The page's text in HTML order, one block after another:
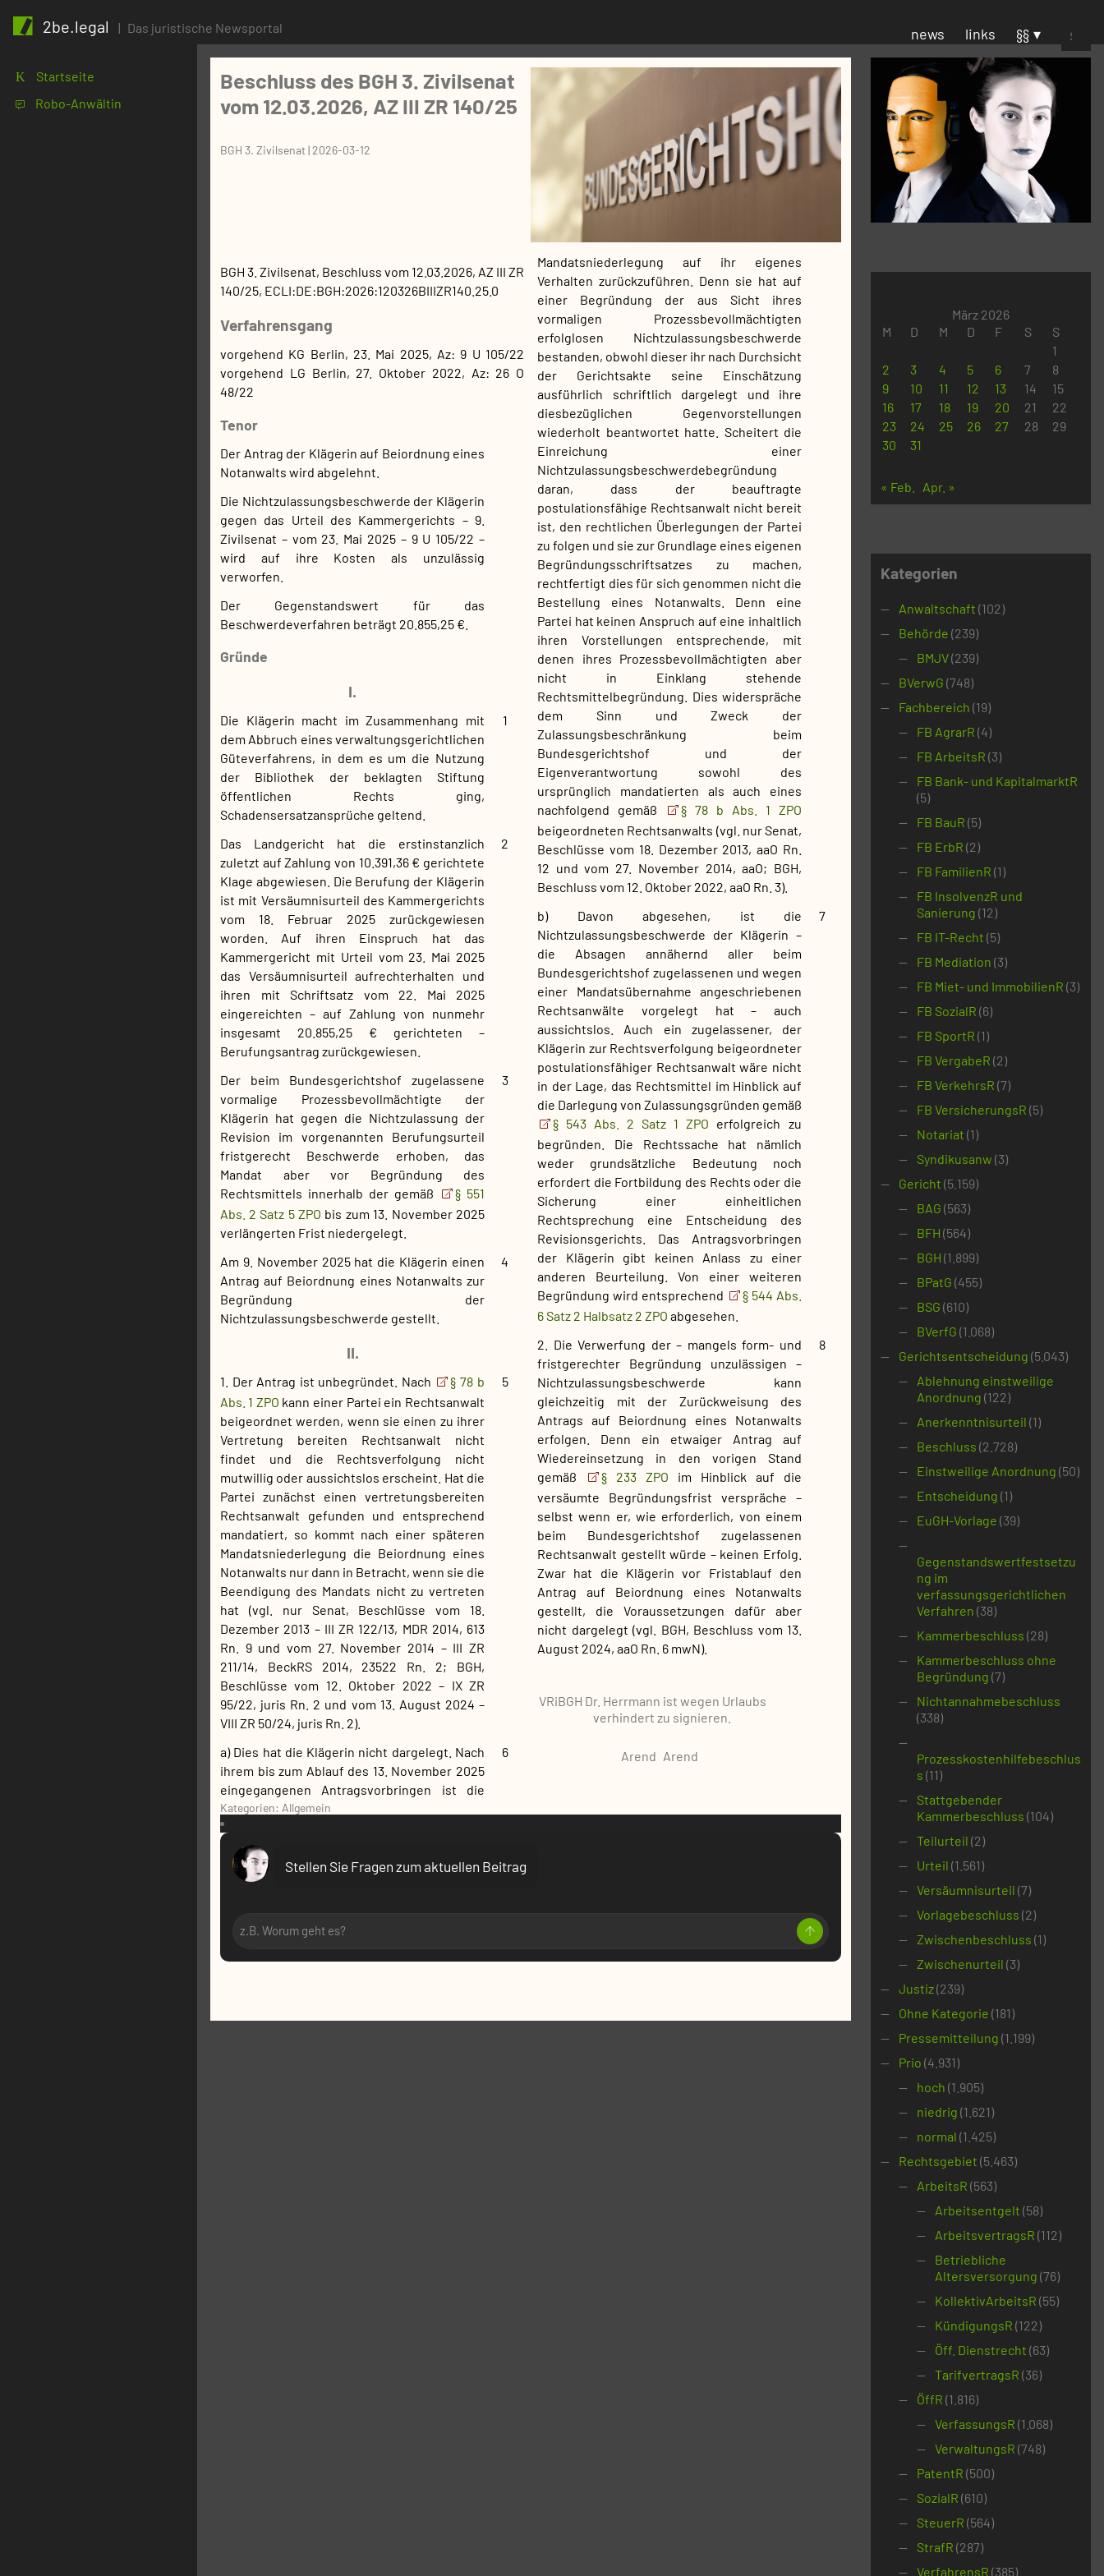
2be.legal | Das juristische Newsportal news links §§
Suchen
nach:
K Startseite
1 Robo-Anwältin
Beschluss des BGH 3. Zivilsenat
vom 12.03.2026, AZ III ZR 140/25
BGH 3. Zivilsenat|2026-03-12
BGH 3. Zivilsenat, Beschluss vom 12.03.2026, AZ III ZR
140/25, ECLI:DE:BGH:2026:120326BIIIZR140.25.0
Verfahrensgang
vorgehend KG Berlin, 23. Mai 2025, Az: 9 U 105/22
vorgehend LG Berlin, 27. Oktober 2022, Az: 26 O
48/22
Tenor
Der Antrag der Klägerin auf Beiordnung eines
Notanwalts wird abgelehnt.
Die Nichtzulassungsbeschwerde der Klägerin
gegen das Urteil des Kammergerichts – 9.
Zivilsenat – vom 23. Mai 2025 – 9 U 105/22 –
wird auf ihre Kosten als unzulässig
verworfen.
Der Gegenstandswert für das
Beschwerdeverfahren beträgt 20.855,25 €.
Gründe
I.
1
Die Klägerin macht im Zusammenhang mit
dem Abbruch eines verwaltungsgerichtlichen
Güteverfahrens, in dem es um die Nutzung
der Bibliothek der beklagten Stiftung
öffentlichen Rechts ging,
Schadensersatzansprüche geltend.
2
Das Landgericht hat die erstinstanzlich
zuletzt auf Zahlung von 10.391,36 € gerichtete
Klage abgewiesen. Die Berufung der Klägerin
ist mit Versäumnisurteil des Kammergerichts
vom 18. Februar 2025 zurückgewiesen
worden. Auf ihren Einspruch hat das
Kammergericht mit Urteil vom 23. Mai 2025
das Versäumnisurteil aufrechterhalten und
ihren mit Schriftsatz vom 22. Mai 2025
eingereichten – auf Zahlung von nunmehr
insgesamt 20.855,25 € gerichteten –
Berufungsantrag zurückgewiesen.
3
Der beim Bundesgerichtshof zugelassene
vormalige Prozessbevollmächtigte der
Klägerin hat gegen die Nichtzulassung der
Revision im vorgenannten Berufungsurteil
fristgerecht Beschwerde erhoben, das
Mandat aber vor Begründung des
Rechtsmittels innerhalb der gemäß
§ 551
Abs. 2 Satz 5 ZPO bis zum 13. November 2025
verlängerten Frist niedergelegt.
4
Am 9. November 2025 hat die Klägerin einen
Antrag auf Beiordnung eines Notanwalts zur
Begründung der
Nichtzulassungsbeschwerde gestellt.
II.
5
1. Der Antrag ist unbegründet. Nach
§ 78 b
Abs. 1 ZPO kann einer Partei ein Rechtsanwalt
beigeordnet werden, wenn sie einen zu ihrer
Vertretung bereiten Rechtsanwalt nicht
findet und die Rechtsverfolgung nicht
mutwillig oder aussichtslos erscheint. Hat die
Partei zunächst einen vertretungsbereiten
Rechtsanwalt gefunden und entsprechend
mandatiert, so kommt nach einer späteren
Mandatsniederlegung die Beiordnung eines
Notanwalts nur dann in Betracht, wenn sie die
Beendigung des Mandats nicht zu vertreten
hat (vgl. nur Senat, Beschlüsse vom 18.
Dezember 2013 – III ZR 122/13, MDR 2014, 613
Rn. 9 und vom 27. November 2014 – III ZR
211/14, BeckRS 2014, 23522 Rn. 2; BGH,
Beschlüsse vom 12. Oktober 2022 – IX ZR
95/22, juris Rn. 2 und vom 13. August 2024 –
VIII ZR 50/24, juris Rn. 2).
6
a) Dies hat die Klägerin nicht dargelegt. Nach
ihrem bis zum Ablauf des 13. November 2025
eingegangenen Antragsvorbringen ist die
Mandatsniederlegung auf ihr eigenes
Verhalten zurückzuführen. Denn sie hat auf
einer Begründung der aus Sicht ihres
vormaligen Prozessbevollmächtigten
erfolglosen Nichtzulassungsbeschwerde
bestanden, obwohl dieser ihr nach Durchsicht
der Gerichtsakte seine Einschätzung
ausführlich schriftlich dargelegt und ihre
diesbezüglichen Gegenvorstellungen
wiederholt beantwortet hatte. Scheitert die
Einreichung einer
Nichtzulassungsbeschwerdebegründung
daran, dass der beauftragte
postulationsfähige Rechtsanwalt nicht bereit
ist, den rechtlichen Überlegungen der Partei
zu folgen und sie zur Grundlage eines eigenen
Begründungsschriftsatzes zu machen,
rechtfertigt dies für sich genommen nicht die
Bestellung eines Notanwalts. Denn eine
Partei hat keinen Anspruch auf eine inhaltlich
ihren Vorstellungen entsprechende, mit
denen ihres Prozessbevollmächtigten aber
nicht in Einklang stehende
Rechtsmittelbegründung. Dies widerspräche
dem Sinn und Zweck der
Zulassungsbeschränkung beim
Bundesgerichtshof und der
Eigenverantwortung sowohl des
ursprünglich mandatierten als auch eines
nachfolgend gemäß
§ 78 b Abs. 1 ZPO
beigeordneten Rechtsanwalts (vgl. nur Senat,
Beschlüsse vom 18. Dezember 2013, aaO Rn.
12 und vom 27. November 2014, aaO; BGH,
Beschluss vom 12. Oktober 2022, aaO Rn. 3).
7
b) Davon abgesehen, ist die
Nichtzulassungsbeschwerde der Klägerin –
die Absagen annähernd aller beim
Bundesgerichtshof zugelassenen und wegen
einer Mandatsübernahme angeschriebenen
Rechtsanwälte vorgelegt hat – auch
aussichtslos. Auch ein zugelassener, der
Klägerin zur Rechtsverfolgung beigeordneter
postulationsfähiger Rechtsanwalt wäre nicht
in der Lage, das Rechtsmittel im Hinblick auf
die Darlegung von Zulassungsgründen gemäß
§ 543 Abs. 2 Satz 1 ZPO erfolgreich zu
begründen. Die Rechtssache hat nämlich
weder grundsätzliche Bedeutung noch
erfordert die Fortbildung des Rechts oder die
Sicherung einer einheitlichen
Rechtsprechung eine Entscheidung des
Revisionsgerichts. Das Antragsvorbringen
der Klägerin gibt keinen Anlass zu einer
anderen Beurteilung. Von einer weiteren
Begründung wird entsprechend
§ 544 Abs.
6 Satz 2 Halbsatz 2 ZPO abgesehen.
8
2. Die Verwerfung der – mangels form- und
fristgerechter Begründung unzulässigen –
Nichtzulassungsbeschwerde kann
gleichzeitig mit der Zurückweisung des
Antrags auf Beiordnung eines Notanwalts
erfolgen. Denn ein etwaiger Antrag auf
Wiedereinsetzung in den vorigen Stand
gemäß
§ 233 ZPO im Hinblick auf die
versäumte Begründungsfrist verspräche –
selbst wenn er, wie erforderlich, von einem
beim Bundesgerichtshof zugelassenen
Rechtsanwalt gestellt würde – keinen Erfolg.
Zwar hat die Klägerin vor Fristablauf den
Antrag auf Beiordnung eines Notanwalts
gestellt, die Voraussetzungen dafür aber
nicht dargelegt (vgl. BGH, Beschluss vom 13.
August 2024, aaO Rn. 6 mwN).
VRiBGH Dr. Herrmann ist
verhindert zu signieren.
Arend Arend
Kategorien: Allgemein
VR: Stellen Sie Fragen zum aktuellen Beitrag
März 2026
M
D M D F S
S
1
2
3 4 5 6 7
8
9
10 11 12 13 14
15
16
17 18 19 20 21
22
23
24 25 26 27 28
29
30
31
« Feb. Apr. »
Kategorien
Anwaltschaft (102)
Behörde (239)
BMJV(239)
BVerwG (748)
Fachbereich (19)
FB AgrarR (4)
FB ArbeitsR (3)
FB Bank- und KapitalmarktR
(5)
FB BauR (5)
FB ErbR (2)
FB FamilienR (1)
FB InsolvenzR und
Sanierung (12)
FB IT-Recht (5)
FB Mediation (3)
FB Miet- und ImmobilienR (3)
FB SozialR (6)
FB SportR (1)
FB VergabeR (2)
FB VerkehrsR (7)
FB VersicherungsR (5)
Notariat (1)
Syndikusanw (3)
Gericht (5.159)
BAG (563)
BFH (564)
BGH (1.899)
BPatG (455)
BSG (610)
BVerfG (1.068)
Gerichtsentscheidung (5.043)
Ablehnung einstweilige
Anordnung (122)
Anerkenntnisurteil (1)
Beschluss (2.728)
Einstweilige Anordnung (50)
Entscheidung (1)
EuGH-Vorlage (39)
Gegenstandswertfestsetzu
ng im
verfassungsgerichtlichen
Verfahren (38)
Kammerbeschluss (28)
Kammerbeschluss ohne
Begründung (7)
Nichtannahmebeschluss
(338)
Prozesskostenhilfebeschlus
s (11)
Stattgebender
Kammerbeschluss (104)
Teilurteil (2)
Urteil (1.561)
Versäumnisurteil (7)
Vorlagebeschluss (2)
Zwischenbeschluss (1)
Zwischenurteil (3)
Justiz(239)
Ohne Kategorie (181)
Pressemitteilung (1.199)
Prio (4.931)
hoch (1.905)
niedrig (1.621)
normal (1.425)
Rechtsgebiet (5.463)
ArbeitsR (563)
Arbeitsentgelt (58)
ArbeitsvertragsR (112)
Betriebliche
Altersversorgung (76)
KollektivArbeitsR (55)
KündigungsR (122)
Öff. Dienstrecht (63)
TarifvertragsR (36)
ÖffR (1.816)
VerfassungsR (1.068)
VerwaltungsR (748)
PatentR (500)
SozialR (610)
SteuerR (564)
StrafR (287)
VerfahrensR (385)